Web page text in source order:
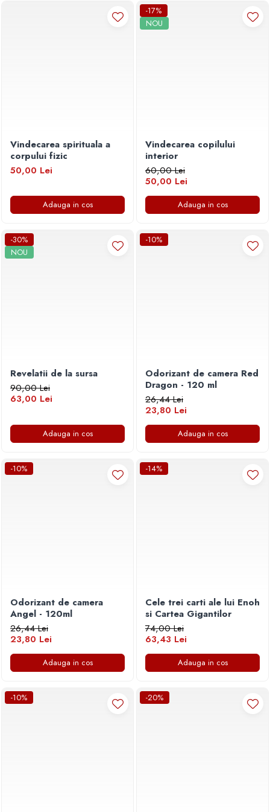
Povesti - Basme - Legende
Vindecarea spirituala a
corpului fizic
50,00 Lei
Adauga in cos
-17%
NOU
Vindecarea copilului
interior
60,00 Lei
50,00 Lei
Adauga in cos
-30%
NOU
Revelatii de la sursa
90,00 Lei
63,00 Lei
Adauga in cos
-10%
Odorizant de camera Red
Dragon - 120 ml
26,44 Lei
23,80 Lei
Adauga in cos
-10%
Odorizant de camera
Angel - 120ml
26,44 Lei
23,80 Lei
Adauga in cos
-14%
Cele trei carti ale lui Enoh
si Cartea Gigantilor
74,00 Lei
63,43 Lei
Adauga in cos
-10% -20%